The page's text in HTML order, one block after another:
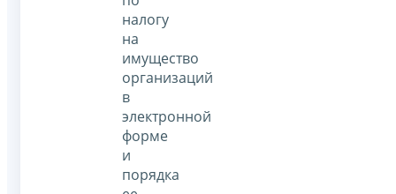
налогу
на
имущество
организаций
в
электронной
форме
и
порядка